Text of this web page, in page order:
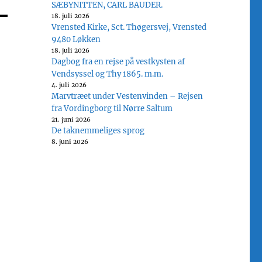
SÆBYNITTEN, CARL BAUDER.
18. juli 2026
Vrensted Kirke, Sct. Thøgersvej, Vrensted
9480 Løkken
18. juli 2026
Dagbog fra en rejse på vestkysten af
Vendsyssel og Thy 1865. m.m.
4. juli 2026
Marvtræet under Vestenvinden – Rejsen
fra Vordingborg til Nørre Saltum
21. juni 2026
De taknemmeliges sprog
8. juni 2026